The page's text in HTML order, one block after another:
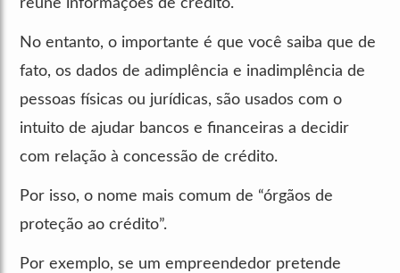
reúne informações de crédito.
No entanto, o importante é que você saiba que de
fato, os dados de adimplência e inadimplência de
pessoas físicas ou jurídicas, são usados com o
intuito de ajudar bancos e financeiras a decidir
com relação à concessão de crédito.
Por isso, o nome mais comum de “órgãos de
proteção ao crédito”.
Por exemplo, se um empreendedor pretende